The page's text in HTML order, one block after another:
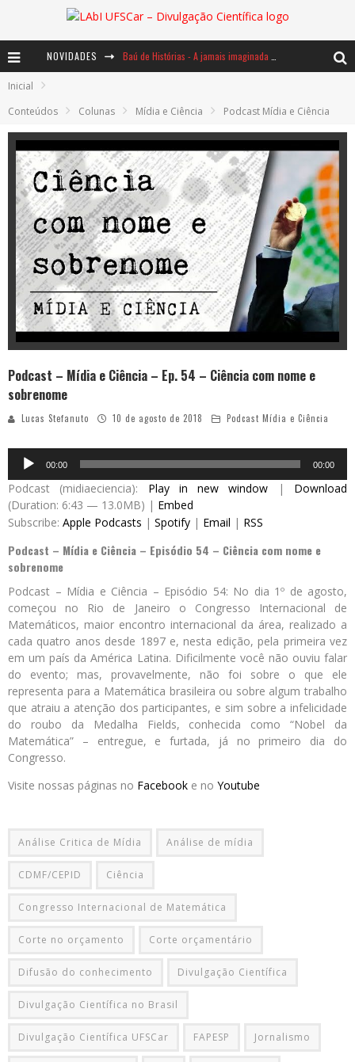
NOVIDADES
Notáveis: Bertha Lutz
Inicial
Conteúdos
Colunas Mídia e Ciência Podcast Mídia e Ciência
Podcast – Mídia e Ciência – Ep. 54 – Ciência com nome e
sobrenome
Lucas Stefanuto 10 de agosto de 2018 Podcast Mídia e Ciência
Audio
Player
00:00 00:00
Podcast (midiaeciencia): Play in new window | Download
(Duration: 6:43 — 13.0MB) | Embed
Subscribe: Apple Podcasts | Spotify | Email | RSS
Podcast – Mídia e Ciência – Episódio 54 – Ciência com nome e
sobrenome
Podcast – Mídia e Ciência – Episódio 54: No dia 1º de agosto,
começou no Rio de Janeiro o Congresso Internacional de
Matemáticos, maior encontro internacional da área, realizado a
cada quatro anos desde 1897 e, nesta edição, pela primeira vez
em um país da América Latina. Dificilmente você não ouviu falar
do evento; mas, provavelmente, não foi sobre o que ele
representa para a Matemática brasileira ou sobre algum trabalho
que atraiu a atenção dos participantes, e sim sobre a infelicidade
do roubo da Medalha Fields, conhecida como “Nobel da
Matemática” – entregue, e furtada, já no primeiro dia do
Congresso.
Visite nossas páginas no Facebook e no Youtube
Análise Critica de Mídia Análise de mídia
CDMF/CEPID Ciência
Congresso Internacional de Matemática
Corte no orçamento Corte orçamentário
Difusão do conhecimento Divulgação Científica
Divulgação Científica no Brasil
Divulgação Científica UFSCar FAPESP Jornalismo